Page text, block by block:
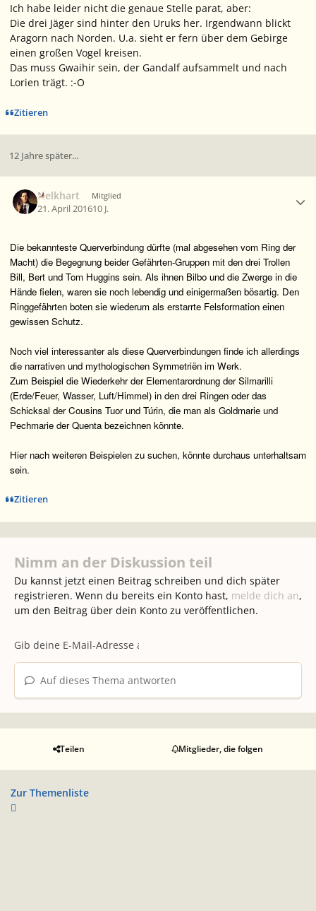
Ich habe leider nicht die genaue Stelle parat, aber:
Die drei Jäger sind hinter den Uruks her. Irgendwann blickt
Aragorn nach Norden. U.a. sieht er fern über dem Gebirge
einen großen Vogel kreisen.
Das muss Gwaihir sein, der Gandalf aufsammelt und nach
Lorien trägt. :-O
Zitieren
12 Jahre später...
Nelkhart Mitglied
21. April 201610 J.
Die bekannteste Querverbindung dürfte (mal abgesehen vom Ring der
Macht) die Begegnung beider Gefährten-Gruppen mit den drei Trollen
Bill, Bert und Tom Huggins sein. Als ihnen Bilbo und die Zwerge in die
Hände fielen, waren sie noch lebendig und einigermaßen bösartig. Den
Ringgefährten boten sie wiederum als erstarrte Felsformation einen
gewissen Schutz.
Noch viel interessanter als diese Querverbindungen finde ich allerdings
die narrativen und mythologischen Symmetriën im Werk.
Zum Beispiel die Wiederkehr der Elementarordnung der Silmarilli
(Erde/Feuer, Wasser, Luft/Himmel) in den drei Ringen oder das
Schicksal der Cousins Tuor und Túrin, die man als Goldmarie und
Pechmarie der Quenta bezeichnen könnte.
Hier nach weiteren Beispielen zu suchen, könnte durchaus unterhaltsam
sein.
Zitieren
Nimm an der Diskussion teil
Du kannst jetzt einen Beitrag schreiben und dich später
registrieren. Wenn du bereits ein Konto hast, melde dich an,
um den Beitrag über dein Konto zu veröffentlichen.
Auf dieses Thema antworten
Teilen Mitglieder, die folgen
Zur Themenliste